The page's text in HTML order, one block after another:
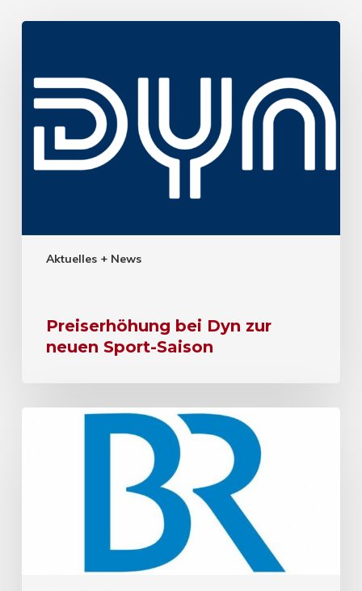
Aktuelles + News
Preiserhöhung bei Dyn zur
neuen Sport-Saison